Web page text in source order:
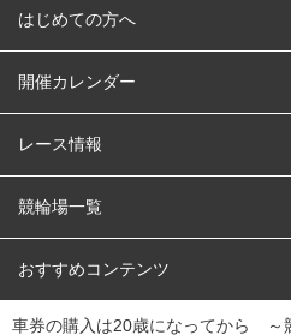
はじめての方へ
はじめての方へ
開催カレンダー
競輪
オートレース
競輪くじ
Dokanto!
レース情報
レース予想
レース結果
キャリーオーバー一覧
競輪場一覧
北日本 函館競輪場
関
弥彦競輪場 前橋競輪場
おすすめコンテンツ
競輪選手情報
車券の購入は20歳になってから ～